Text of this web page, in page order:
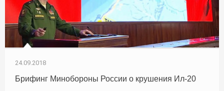
24.09.2018
Брифинг Минобороны России о крушения Ил-20